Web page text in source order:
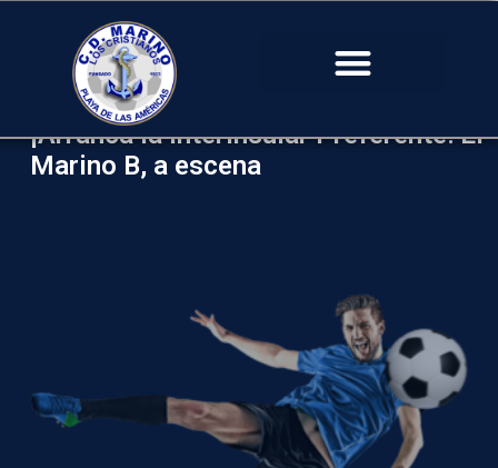
¡Arranca la Interinsular Preferente! El
Marino B, a escena